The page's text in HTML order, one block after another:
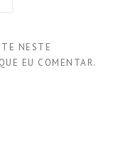
NESTE
EU COMENTAR.